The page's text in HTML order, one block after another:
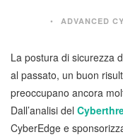
ADVANCED
La postura di sicurezza
al passato, un buon
preoccupano ancora
Dall’analisi del
CyberEdge e